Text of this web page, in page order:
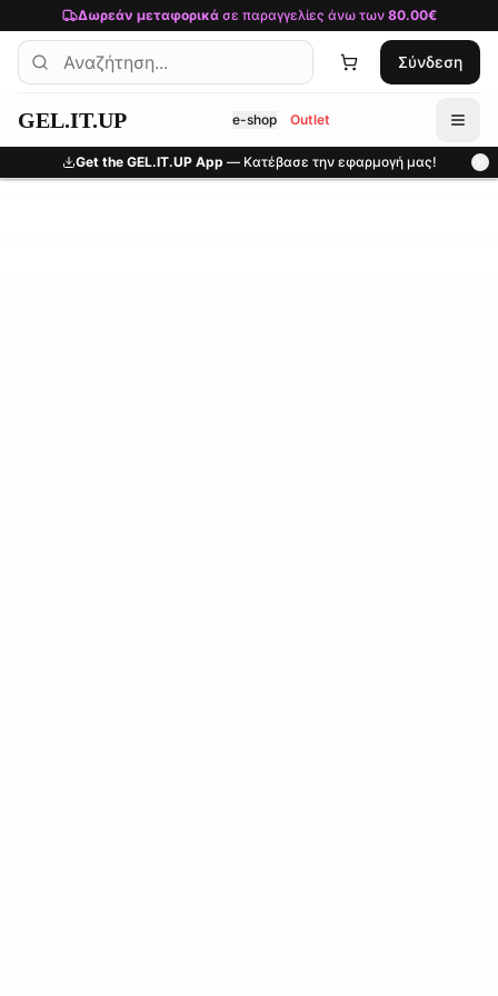
Μετάβαση στο κύριο περιεχόμενο
Δωρεάν μεταφορικάσε παραγγελίες άνω των 80.00€
Σύνδεση
GEL.IT.UP e-shop Outlet
Get the GEL.IT.UP App — Κατέβασε την εφαρμογή μας!